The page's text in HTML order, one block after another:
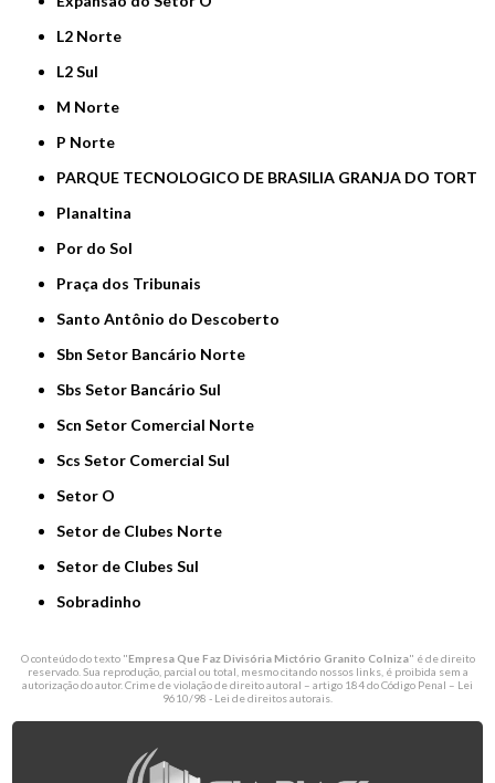
L2 Norte
L2 Sul
M Norte
P Norte
PARQUE TECNOLOGICO DE BRASILIA GRANJA DO TORT
Planaltina
Por do Sol
Praça dos Tribunais
Santo Antônio do Descoberto
Sbn Setor Bancário Norte
Sbs Setor Bancário Sul
Scn Setor Comercial Norte
Scs Setor Comercial Sul
Setor O
Setor de Clubes Norte
Setor de Clubes Sul
Sobradinho
O conteúdo do texto "Empresa Que Faz Divisória Mictório Granito Colniza" é de direito
reservado. Sua reprodução, parcial ou total, mesmo citando nossos links, é proibida sem a
autorização do autor. Crime de violação de direito autoral – artigo 184 do Código Penal – Lei
9610/98 - Lei de direitos autorais